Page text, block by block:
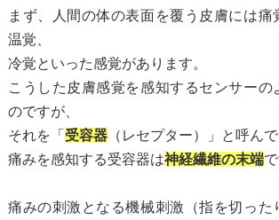
まず、人間の体の表面を覆う皮膚には痛
温覚、
冷覚といった感覚があります。
こうした皮膚感覚を感知するセンサーの
のですが、
それを「 受容器（レセプター）」と呼んで
痛みを感知する受容器は神経繊維の末端で
痛みの刺激となる機械刺激（指を切った